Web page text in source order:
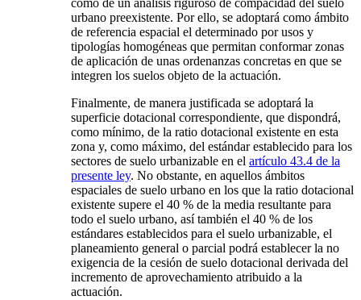
como de un análisis riguroso de compacidad del suelo
urbano preexistente. Por ello, se adoptará como ámbito
de referencia espacial el determinado por usos y
tipologías homogéneas que permitan conformar zonas
de aplicación de unas ordenanzas concretas en que se
integren los suelos objeto de la actuación.
Finalmente, de manera justificada se adoptará la
superficie dotacional correspondiente, que dispondrá,
como mínimo, de la ratio dotacional existente en esta
zona y, como máximo, del estándar establecido para los
sectores de suelo urbanizable en el artículo 43.4 de la
presente ley. No obstante, en aquellos ámbitos
espaciales de suelo urbano en los que la ratio dotacional
existente supere el 40 % de la media resultante para
todo el suelo urbano, así también el 40 % de los
estándares establecidos para el suelo urbanizable, el
planeamiento general o parcial podrá establecer la no
exigencia de la cesión de suelo dotacional derivada del
incremento de aprovechamiento atribuido a la
actuación.